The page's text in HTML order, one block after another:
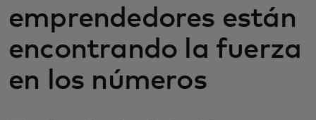
Noticias y tendencias
emprendedores están
encontrando la fuerza
en los números